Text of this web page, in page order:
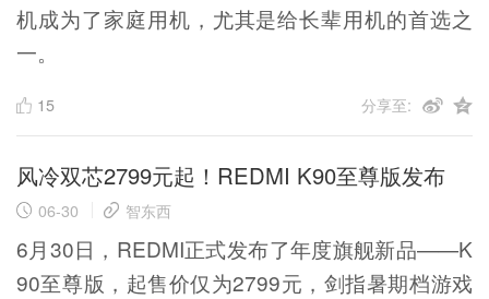
机成为了家庭用机，尤其是给长辈用机的首选之
一。
15 分享至:
风冷双芯2799元起！REDMI K90至尊版发布
06-30 智东西
6月30日，REDMI正式发布了年度旗舰新品——K
90至尊版，起售价仅为2799元，剑指暑期档游戏